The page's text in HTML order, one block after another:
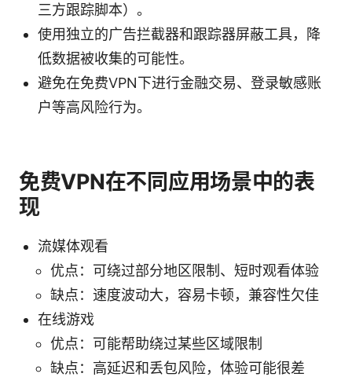
三方跟踪脚本）。
使用独立的广告拦截器和跟踪器屏蔽工具，降
低数据被收集的可能性。
避免在免费VPN下进行金融交易、登录敏感账
户等高风险行为。
免费VPN在不同应用场景中的表
现
流媒体观看
优点：可绕过部分地区限制、短时观看体验
缺点：速度波动大，容易卡顿，兼容性欠佳
在线游戏
优点：可能帮助绕过某些区域限制
缺点：高延迟和丢包风险，体验可能很差